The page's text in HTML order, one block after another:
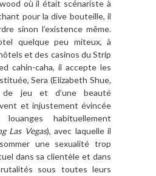
où il était scénariste à
pour la dive bouteille, il
sinon l’existence même.
quelque peu miteux, à
et des casinos du Strip
cahin-caha, il accepte les
Sera (Elizabeth Shue,
de jeu et d’une beauté
et injustement évincée
habituellement
Las Vegas), avec laquelle il
une sexualité trop
dans sa clientèle et dans
sous toutes leurs